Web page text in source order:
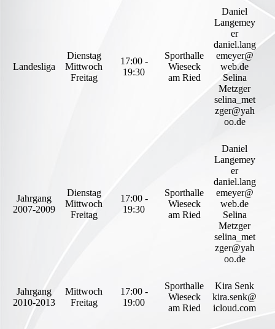
Landesliga
Dienstag
Mittwoch
Freitag
17:00 -
19:30
Sporthalle
Wieseck
am Ried
Daniel
Langemey
er
daniel.lang
emeyer@
web.de
Selina
Metzger
selina_met
zger@yah
oo.de
Jahrgang
2007-2009
Dienstag
Mittwoch
Freitag
17:00 -
19:30
Sporthalle
Wieseck
am Ried
Daniel
Langemey
er
daniel.lang
emeyer@
web.de
Selina
Metzger
selina_met
zger@yah
oo.de
Jahrgang
2010-2013
Mittwoch
Freitag
17:00 -
19:00
Sporthalle
Wieseck
am Ried
Kira Senk
kira.senk@
icloud.com